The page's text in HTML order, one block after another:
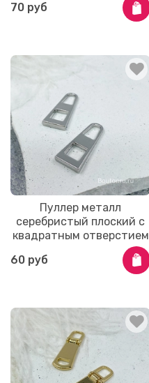
70 руб
Пуллер металл
серебристый плоский с
квадратным отверстием
60 руб